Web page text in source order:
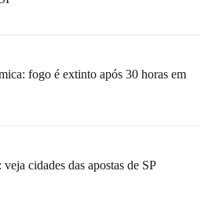
fogo é extinto após 30 horas em
cidades das apostas de SP